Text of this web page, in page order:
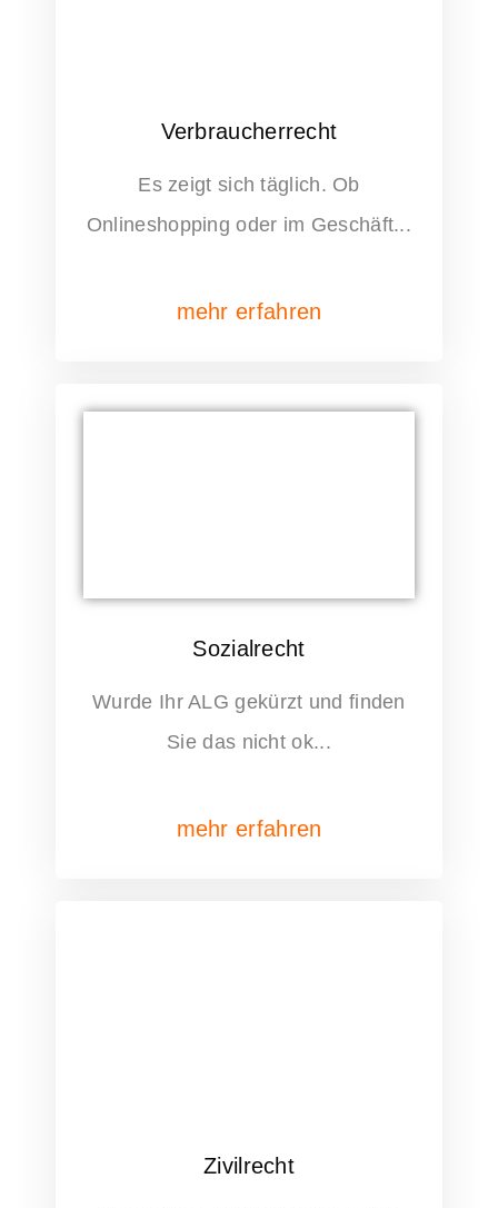
Verbraucherrecht
Es zeigt sich täglich. Ob
Onlineshopping oder im Geschäft...
mehr erfahren
Sozialrecht
Wurde Ihr ALG gekürzt und finden
Sie das nicht ok...
mehr erfahren
Zivilrecht